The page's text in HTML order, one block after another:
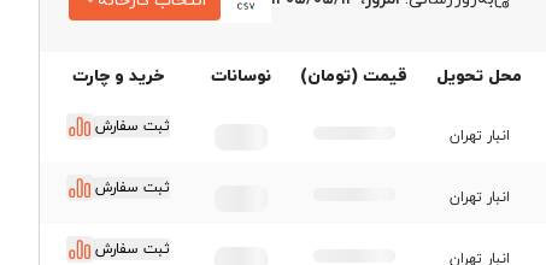
اصفهان
قیمت ورق اکسین اهواز
قیمت ورق سیاه سبا
محل تحویل قیمت (تومان) نوسانات خرید و چارت
انبار تهران ثبت سفارش
انبار تهران ثبت سفارش
انبار تهران ثبت سفارش